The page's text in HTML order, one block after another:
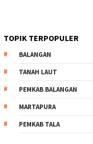
TOPIK TERPOPULER
BALANGAN
TANAH LAUT
PEMKAB BALANGAN
MARTAPURA
PEMKAB TALA